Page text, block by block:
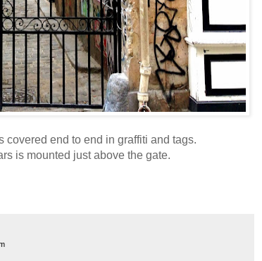
covered end to end in graffiti and tags.
is mounted just above the gate.